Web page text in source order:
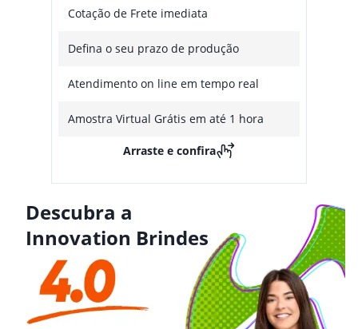
Cotação de Frete imediata
Defina o seu prazo de produção
Atendimento on line em tempo real
Amostra Virtual Grátis em até 1 hora
Arraste e confira
Descubra a
Innovation Brindes